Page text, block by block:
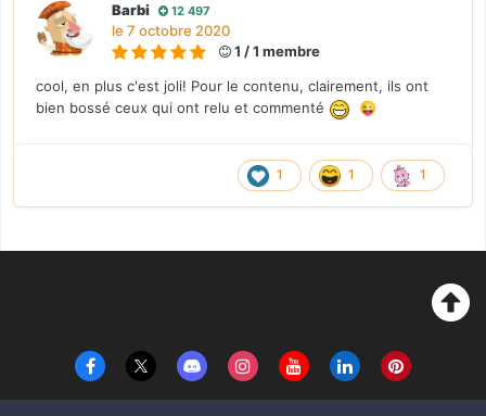
Barbi 12 497
le 7 octobre 2020
1 / 1 membre
cool, en plus c'est joli! Pour le contenu, clairement, ils ont
bien bossé ceux qui ont relu et commenté
😜
1 1 1